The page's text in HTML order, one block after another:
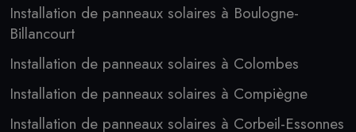
Installation de panneaux solaires à Boulogne-
Billancourt
Installation de panneaux solaires à Colombes
Installation de panneaux solaires à Compiègne
Installation de panneaux solaires à Corbeil-Essonnes